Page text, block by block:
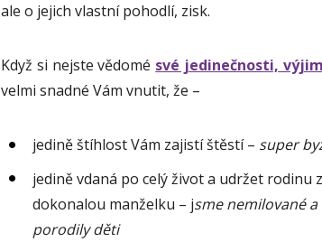
ale o jejich vlastní pohodlí, zisk.
Když si nejste vědomé své jedinečnosti,
velmi snadné Vám vnutit, že –
jedině štíhlost Vám zajistí štěstí – super
jedině vdaná po celý život a udržet rodinu
dokonalou manželku – jsme nemilované
porodily děti